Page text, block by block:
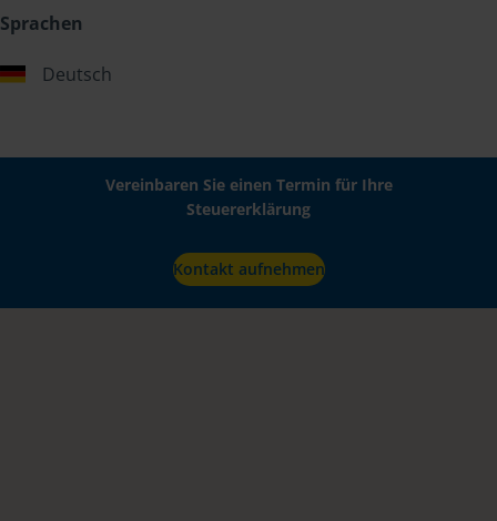
Sprachen
Deutsch
Vereinbaren Sie einen Termin für Ihre
Steuererklärung
Kontakt aufnehmen